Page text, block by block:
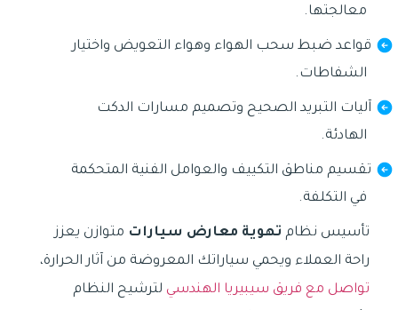
معالجتها.
قواعد ضبط سحب الهواء وهواء التعويض واختيار
الشفاطات.
آليات التبريد الصحيح وتصميم مسارات الدكت
الهادئة.
تقسيم مناطق التكييف والعوامل الفنية المتحكمة
في التكلفة.
تأسيس نظام تهوية معارض سيارات متوازن يعزز
راحة العملاء ويحمي سياراتك المعروضة من آثار الحرارة،
تواصل مع فريق سيبيريا الهندسي لترشيح النظام